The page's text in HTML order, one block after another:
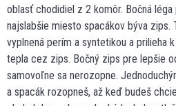
oblasť chodidiel z 2 komôr. Bočná
najslabšie miesto spacákov býva zips.
vyplnená perím a syntetikou a prilieha
tepla cez zips. Bočný zips pre lepšie
samovoľne sa nerozopne.
a spacák rozopneš, až keď budeš